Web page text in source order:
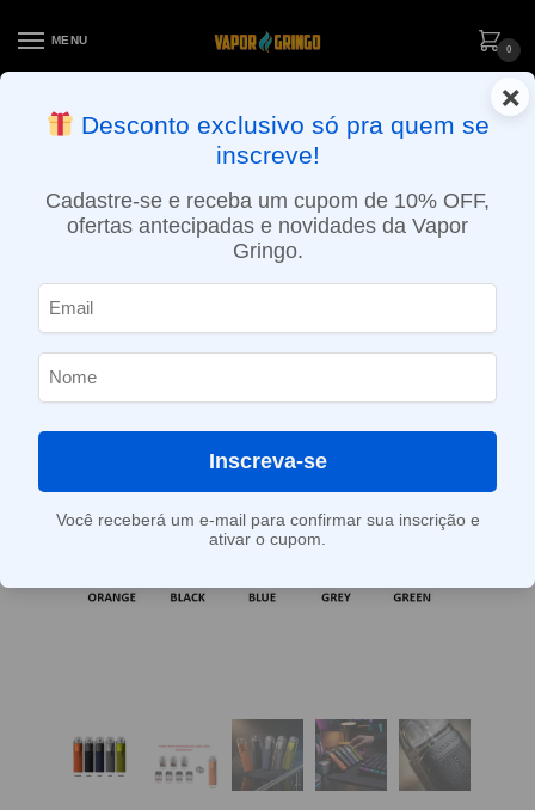
MENU
0
ENTREGA NO MESMO DIA EM SÃO PAULO (SEG A SEX): PEDIDOS
APROVADOS ATÉ 15:30 VIA MOTOBOY
×
Desconto exclusivo só pra quem se
inscreve!
Cadastre-se e receba um cupom de 10% OFF,
ofertas antecipadas e novidades da Vapor
Gringo.
Inscreva-se
Você receberá um e-mail para confirmar sua inscrição e
ativar o cupom.